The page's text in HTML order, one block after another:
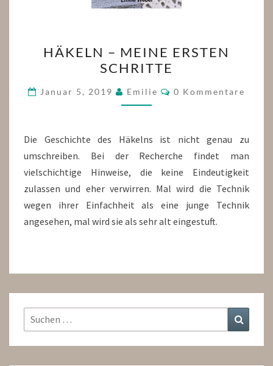
–
MEINE
ERSTEN
SCHRITTE
HÄKELN – MEINE ERSTEN
SCHRITTE
Januar 5, 2019 Emilie Kommentare
0 Kommentare
Die Geschichte des Häkelns ist nicht genau zu
umschreiben. Bei der Recherche findet man
vielschichtige Hinweise, die keine Eindeutigkeit
zulassen und eher verwirren. Mal wird die Technik
wegen ihrer Einfachheit als eine junge Technik
angesehen, mal wird sie als sehr alt eingestuft.
Suchen
nach: